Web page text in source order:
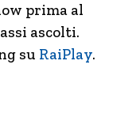
prima al
ascolti.
su RaiPlay.